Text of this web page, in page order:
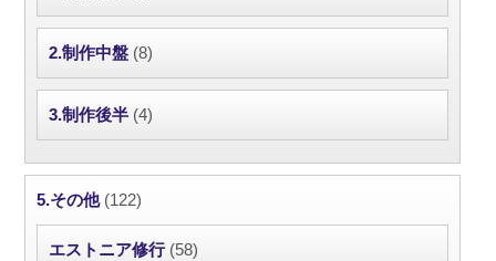
2.制作中盤 (8)
3.制作後半 (4)
5.その他(122)
エストニア修行(58)